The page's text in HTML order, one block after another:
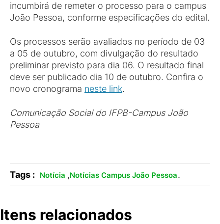
incumbirá de remeter o processo para o campus
João Pessoa, conforme especificações do edital.
Os processos serão avaliados no período de 03
a 05 de outubro, com divulgação do resultado
preliminar previsto para dia 06. O resultado final
deve ser publicado dia 10 de outubro. Confira o
novo cronograma neste link.
Comunicação Social do IFPB-Campus João
Pessoa
Tags : Notícia ,Notícias Campus João Pessoa.
Itens relacionados